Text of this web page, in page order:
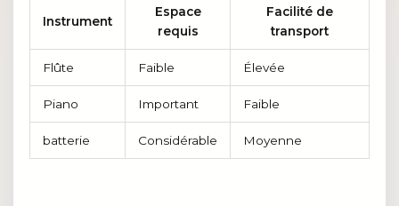
Instrument
Espace
requis
Facilité de
transport
Flûte Faible Élevée
Piano Important Faible
batterie Considérable Moyenne